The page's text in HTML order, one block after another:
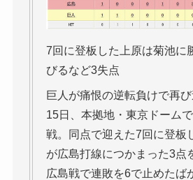
7回に登板した上原は菊池に
びるなど3失点
巨人が痛恨の逆転負けで再び
15日、本拠地・東京ドーム
戦。同点で迎えた7回に登板
が広島打線につかまった3点
広島戦で連敗を6で止めたば